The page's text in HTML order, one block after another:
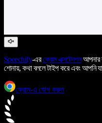
Speechify-এরক্রোম এক্সটেনশনআপনার
শোনায়, কথা বললে টাইপ করে এবং আপনি
ক্রোম-এ যোগ করুন